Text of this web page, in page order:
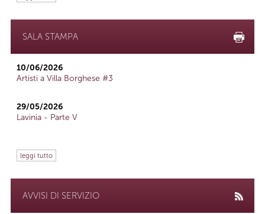
SALA STAMPA
10/06/2026
Artisti a Villa Borghese #3
29/05/2026
Lavinia - Parte V
leggi tutto
AVVISI DI SERVIZIO